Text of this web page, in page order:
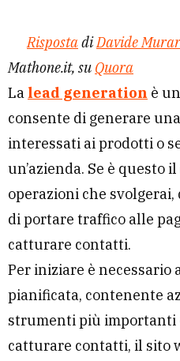
RispostadiDavide
Mathone.it, su Quora
La lead generation è
consente di generare
interessati ai prodotti o
un’azienda. Se è questo
operazioni che
di portare traffico alle
catturare contatti.
Per iniziare è necessario
pianificata, contenente
strumenti più importanti
catturare contatti, il sito